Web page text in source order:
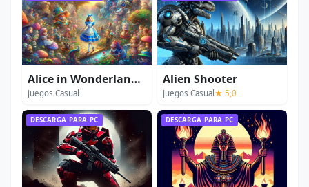
Alice in Wonderland: Extended Edition
Juegos Casual
Alien Shooter
Juegos Casual ★ 5,0
DESCARGA PARA PC DESCARGA PARA PC